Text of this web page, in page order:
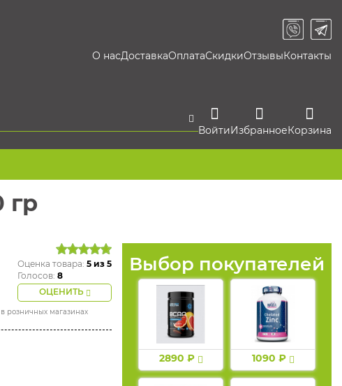
О насДоставкаОплатаСкидкиОтзывыКонтакты
ВойтиИзбранноеКорзина
гр
Оценка товара: 5 из 5
Голосов: 8
ОЦЕНИТЬ
розничных магазинах
Выбор покупателей
2890 ₽ 1090 ₽